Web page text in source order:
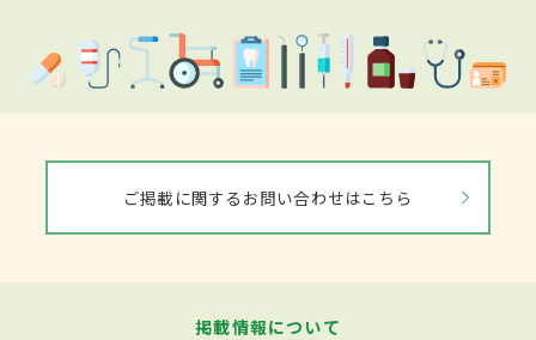
ご掲載に関するお問い合わせはこちら
掲載情報について